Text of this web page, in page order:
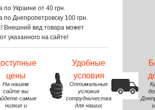
по Украине от 40 грн.
по Днепропетровску 100 грн.
вид товара может
указанного на сайте!
цены
На нашем
сайте вы
самые
низкие и
Удобные
условия
Оптимальные
условия
сотрудничества
для наших